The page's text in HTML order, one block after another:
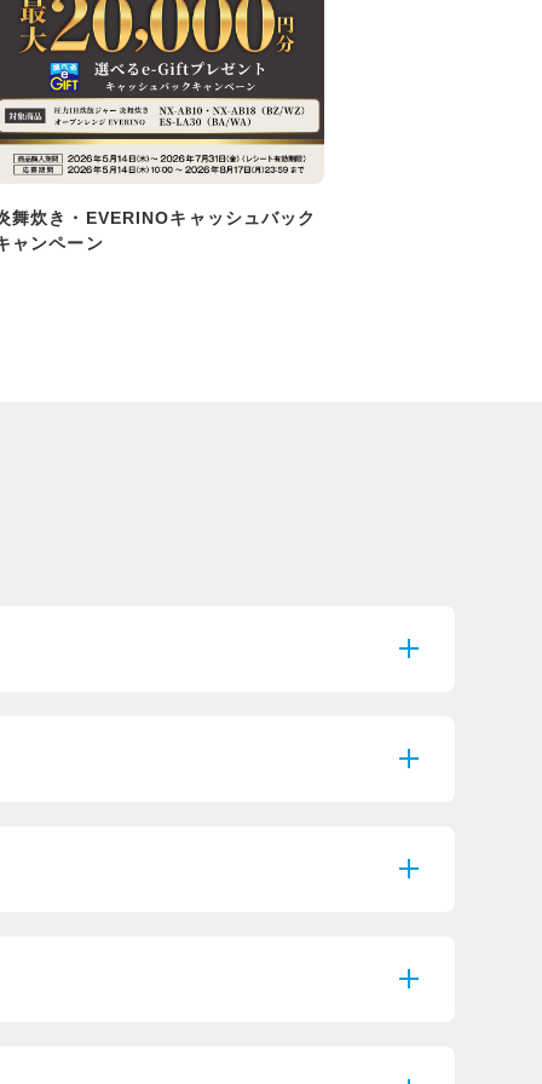
舞炊き・EVERINOキャッシュバック
ャンペーン